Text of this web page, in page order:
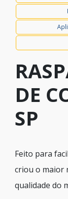
DE
SP
Feito para
criou o maior
qualidade do